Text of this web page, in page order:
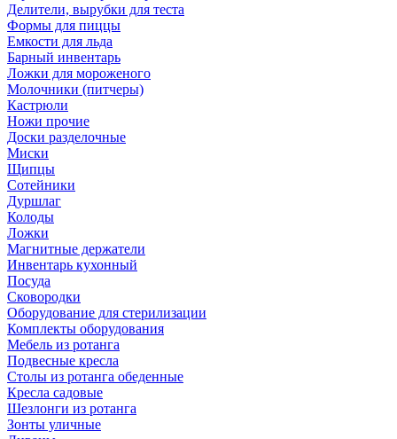
Делители, вырубки для теста
Формы для пиццы
Емкости для льда
Барный инвентарь
Ложки для мороженого
Молочники (питчеры)
Кастрюли
Ножи прочие
Доски разделочные
Миски
Щипцы
Сотейники
Дуршлаг
Колоды
Ложки
Магнитные держатели
Инвентарь кухонный
Посуда
Сковородки
Оборудование для стерилизации
Комплекты оборудования
Мебель из ротанга
Подвесные кресла
Столы из ротанга обеденные
Кресла садовые
Шезлонги из ротанга
Зонты уличные